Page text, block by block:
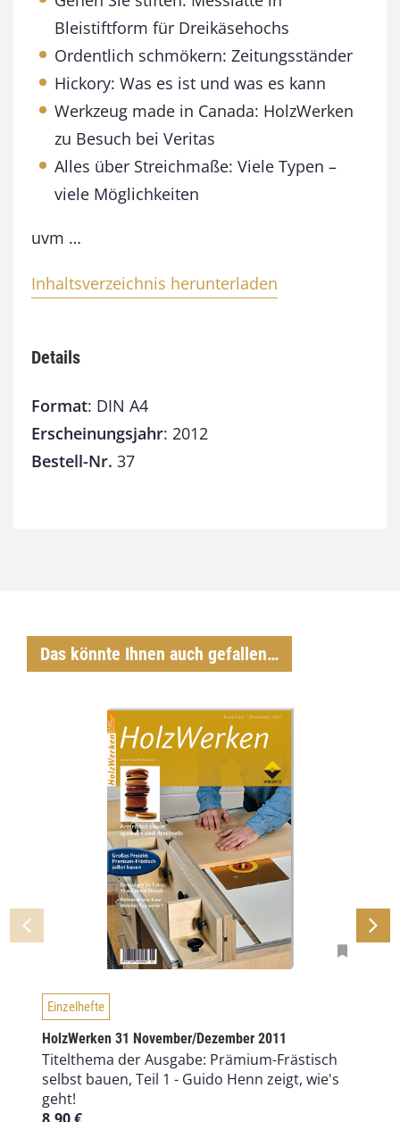
Bleistiftform für Dreikäsehochs
Ordentlich schmökern: Zeitungsständer
Hickory: Was es ist und was es kann
Werkzeug made in Canada: HolzWerken
zu Besuch bei Veritas
Alles über Streichmaße: Viele Typen –
viele Möglichkeiten
uvm …
Inhaltsverzeichnis herunterladen
Details
Format: DIN A4
Erscheinungsjahr: 2012
Bestell-Nr. 37
Das könnte Ihnen auch gefallen…
Einzelhefte
HolzWerken 31 November/Dezember 2011
Titelthema der Ausgabe: Prämium-Frästisch
selbst bauen, Teil 1 - Guido Henn zeigt, wie's
geht!